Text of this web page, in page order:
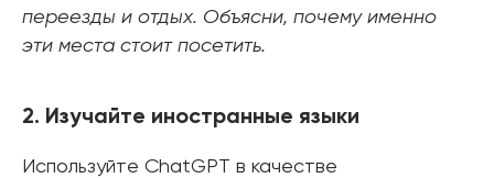
переезды и отдых. Объясни, почему именно
эти места стоит посетить.
2. Изучайте иностранные языки
Используйте ChatGPT в качестве